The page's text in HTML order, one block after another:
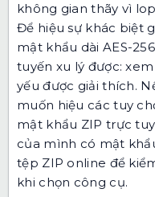
không gian thãy vì
Để hiệu sự khác biệt
mật khẩu dài AES-
tuyến xu lý được: xem
yếu được giải thích.
muốn hiệu các tuy
mật khẩu ZIP trực
của mình có mật
tệp ZIP online để
khi chọn công cụ.